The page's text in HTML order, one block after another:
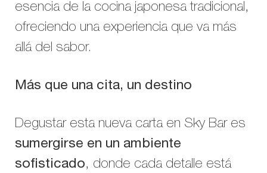
esencia de la cocina japonesa tradicional,
ofreciendo una experiencia que va más
allá del sabor.
Más que una cita, un destino
Degustar esta nueva carta en Sky Bar es
sumergirse en un ambiente
sofisticado, donde cada detalle está